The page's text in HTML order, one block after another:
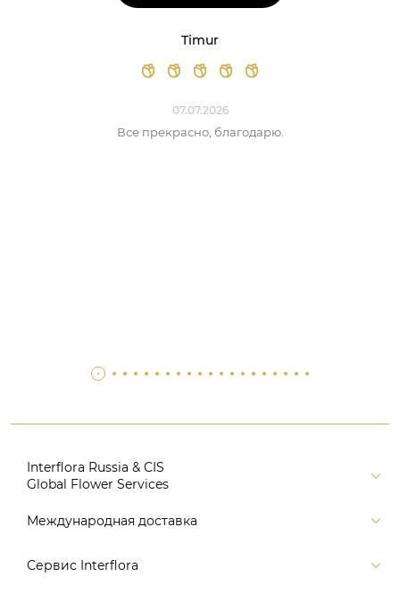
Timur
07.07.2026
Все прекрасно, благодарю.
Interflora Russia & CIS
Global Flower Services
Версия для печати
Поиск
Международная доставка
Россия
Сервис Interflora